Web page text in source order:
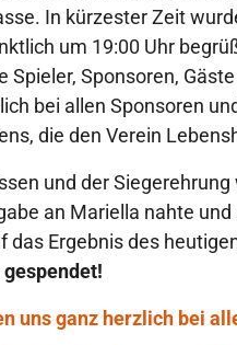
In kürzester Zeit
um 19:00 Uhr
Spieler, Sponsoren,
bei allen Sponsoren
die den Verein
und der
an Mariella nahte
das Ergebnis des
gespendet!
uns ganz herzlich bei